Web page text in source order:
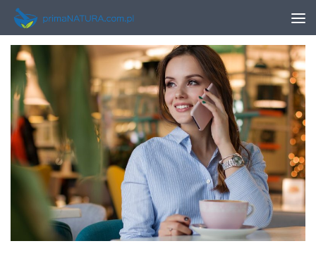
TAGGED:SALON KOSMETYCZNY MOKOTÓW